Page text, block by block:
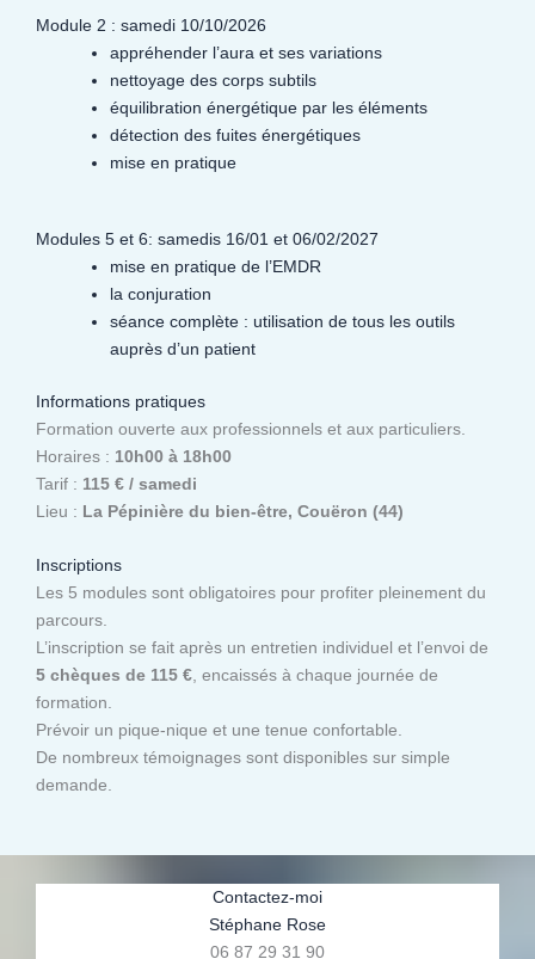
Module 2 : samedi 10/10/2026
appréhender l’aura et ses variations
nettoyage des corps subtils
équilibration énergétique par les éléments
détection des fuites énergétiques
mise en pratique
Modules 5 et 6: samedis 16/01 et 06/02/2027
mise en pratique de l’EMDR
la conjuration
séance complète : utilisation de tous les outils
auprès d’un patient
Informations pratiques
Formation ouverte aux professionnels et aux particuliers.
Horaires : 10h00 à 18h00
Tarif : 115 € / samedi
Lieu : La Pépinière du bien-être, Couëron (44)
Inscriptions
Les 5 modules sont obligatoires pour profiter pleinement du
parcours.
L’inscription se fait après un entretien individuel et l’envoi de
5 chèques de 115 €, encaissés à chaque journée de
formation.
Prévoir un pique-nique et une tenue confortable.
De nombreux témoignages sont disponibles sur simple
demande.
Contactez-moi
Stéphane Rose
06 87 29 31 90